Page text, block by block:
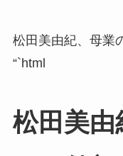
松田美由紀、母業
“`html
松田美由